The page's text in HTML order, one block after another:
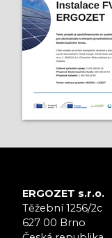
ERGOZET s.r.o.
Těžební 1256/2c
627 00 Brno